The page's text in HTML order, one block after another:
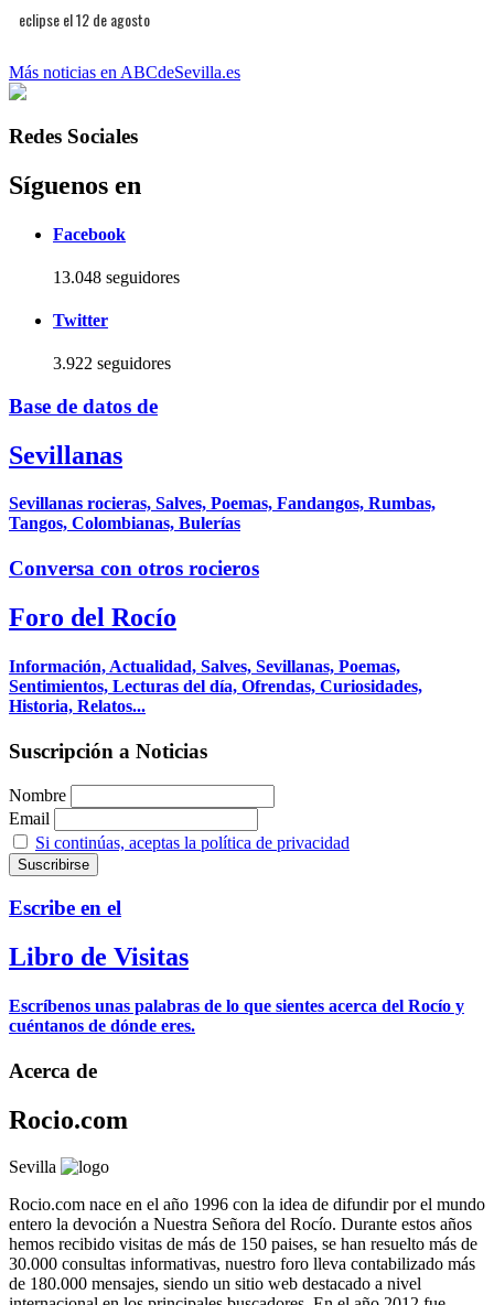
eclipse el 12 de agosto
Más noticias en ABCdeSevilla.es
Redes Sociales
Síguenos en
Facebook
13.048 seguidores
Twitter
3.922 seguidores
Base de datos de
Sevillanas
Sevillanas rocieras, Salves, Poemas, Fandangos, Rumbas,
Tangos, Colombianas, Bulerías
Conversa con otros rocieros
Foro del Rocío
Información, Actualidad, Salves, Sevillanas, Poemas,
Sentimientos, Lecturas del día, Ofrendas, Curiosidades,
Historia, Relatos...
Suscripción a Noticias
Nombre
Email
Si continúas, aceptas la política de privacidad
Escribe en el
Libro de Visitas
Escríbenos unas palabras de lo que sientes acerca del Rocío y
cuéntanos de dónde eres.
Acerca de
Rocio.com
Sevilla
Rocio.com nace en el año 1996 con la idea de difundir por el mundo
entero la devoción a Nuestra Señora del Rocío. Durante estos años
hemos recibido visitas de más de 150 paises, se han resuelto más de
30.000 consultas informativas, nuestro foro lleva contabilizado más
de 180.000 mensajes, siendo un sitio web destacado a nivel